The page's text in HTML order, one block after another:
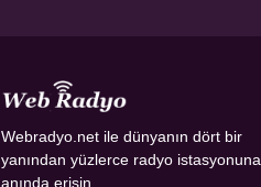
Webradyo.net ile dünyanın dört bir
yanından yüzlerce radyo istasyonuna
anında erişin.